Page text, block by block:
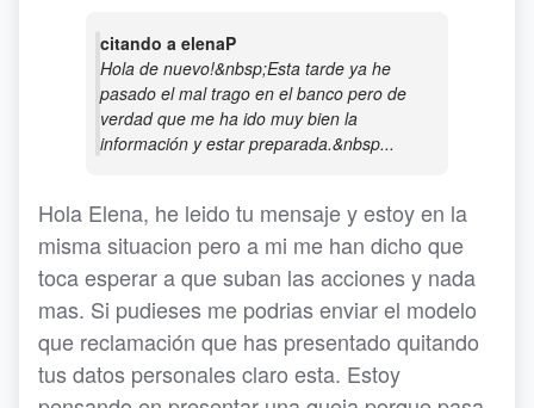
citando a elenaP
Hola de nuevo!&nbsp;Esta tarde ya he
pasado el mal trago en el banco pero de
verdad que me ha ido muy bien la
información y estar preparada.&nbsp...
Hola Elena, he leido tu mensaje y estoy en la
misma situacion pero a mi me han dicho que
toca esperar a que suban las acciones y nada
mas. Si pudieses me podrias enviar el modelo
que reclamación que has presentado quitando
tus datos personales claro esta. Estoy